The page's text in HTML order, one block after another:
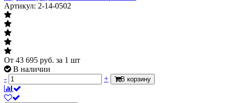
Артикул: 2-14-0502
От 43 695 руб. за 1 шт
В наличии
-
+ В корзину